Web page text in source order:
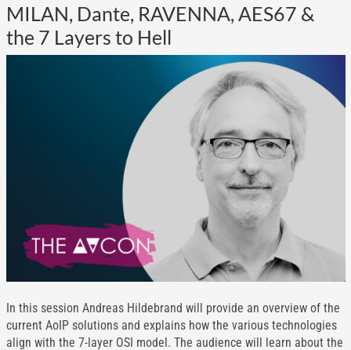
MILAN, Dante, RAVENNA, AES67 &
the 7 Layers to Hell
In this session Andreas Hildebrand will provide an overview of the
current AoIP solutions and explains how the various technologies
align with the 7-layer OSI model. The audience will learn about the